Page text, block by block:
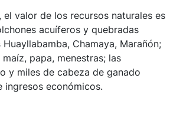
valor de los recursos naturales es
acuíferos y quebradas
Chamaya, Marañón;
papa, menestras; las
y miles de cabeza de ganado
ingresos económicos.